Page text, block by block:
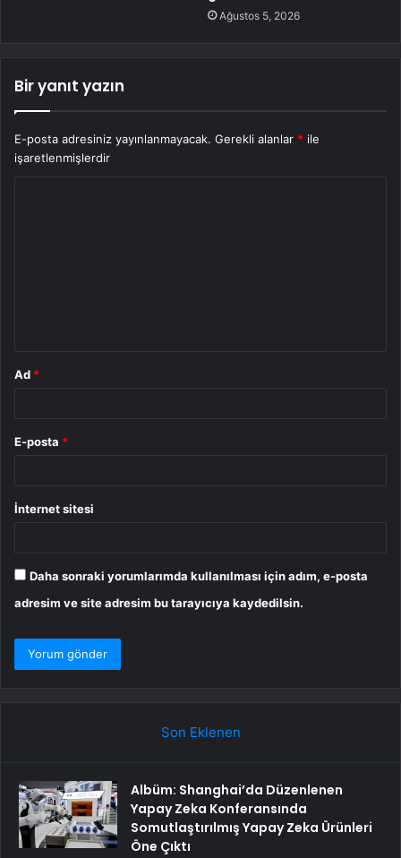
Ağustos 5, 2026
Bir yanıt yazın
E-posta adresiniz yayınlanmayacak. Gerekli alanlar * ile
işaretlenmişlerdir
Ad *
E-posta *
İnternet sitesi
Daha sonraki yorumlarımda kullanılması için adım, e-posta
adresim ve site adresim bu tarayıcıya kaydedilsin.
Son Eklenen
Albüm: Shanghai’da Düzenlenen
Yapay Zeka Konferansında
Somutlaştırılmış Yapay Zeka Ürünleri
Öne Çıktı